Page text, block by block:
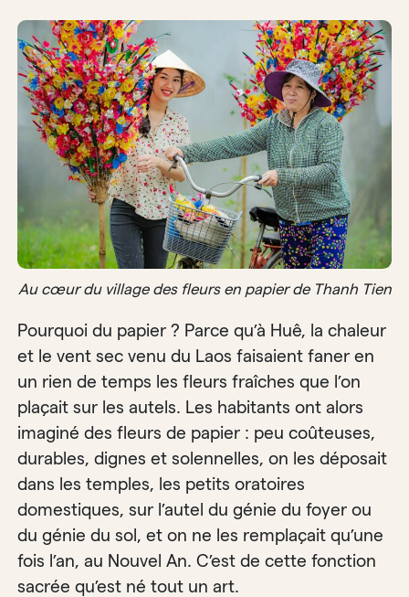
Au cœur du village des fleurs en papier de Thanh Tien
Pourquoi du papier ? Parce qu’à Huê, la chaleur
et le vent sec venu du Laos faisaient faner en
un rien de temps les fleurs fraîches que l’on
plaçait sur les autels. Les habitants ont alors
imaginé des fleurs de papier : peu coûteuses,
durables, dignes et solennelles, on les déposait
dans les temples, les petits oratoires
domestiques, sur l’autel du génie du foyer ou
du génie du sol, et on ne les remplaçait qu’une
fois l’an, au Nouvel An. C’est de cette fonction
sacrée qu’est né tout un art.